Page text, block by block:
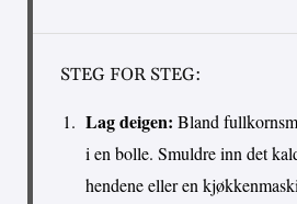
STEG FOR STEG:
Lag deigen: Bland
i en bolle. Smuldre inn det
hendene eller en